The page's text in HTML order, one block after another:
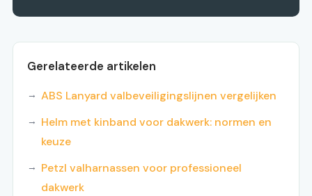
Gerelateerde artikelen
ABS Lanyard valbeveiligingslijnen vergelijken
Helm met kinband voor dakwerk: normen en
keuze
Petzl valharnassen voor professioneel
dakwerk